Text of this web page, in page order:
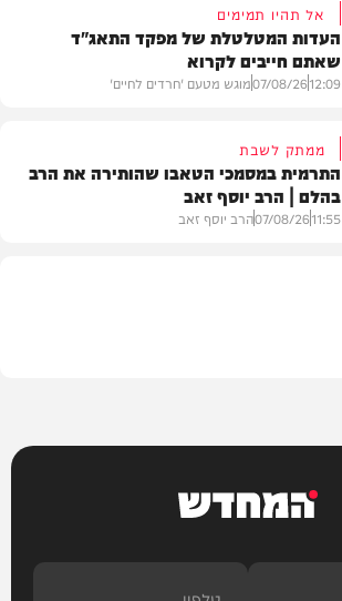
אל תהיו תמימים
העדות המטלטלת של מפקד התאג"ד
שאתם חייבים לקרוא
12:09
07/08/26מוגש מטעם 'חרדים לחיים'
ממתק לשבת
התרמית במסמכי הטאבו שהותירה את הרב
בהלם | הרב יוסף זאב
11:55
07/08/26הרב יוסף זאב
המחדש